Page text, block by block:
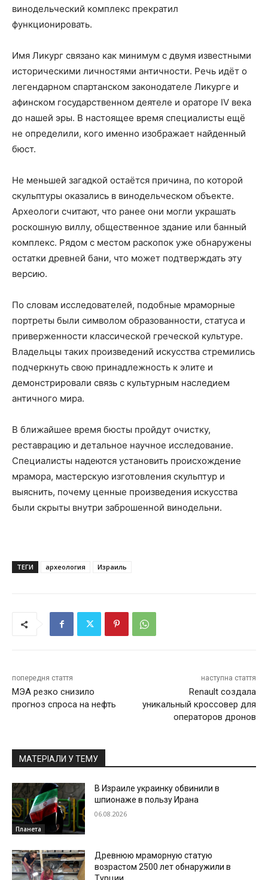
винодельческий комплекс прекратил
функционировать.
Имя Ликург связано как минимум с двумя известными
историческими личностями античности. Речь идёт о
легендарном спартанском законодателе Ликурге и
афинском государственном деятеле и ораторе IV века
до нашей эры. В настоящее время специалисты ещё
не определили, кого именно изображает найденный
бюст.
Не меньшей загадкой остаётся причина, по которой
скульптуры оказались в винодельческом объекте.
Археологи считают, что ранее они могли украшать
роскошную виллу, общественное здание или банный
комплекс. Рядом с местом раскопок уже обнаружены
остатки древней бани, что может подтверждать эту
версию.
По словам исследователей, подобные мраморные
портреты были символом образованности, статуса и
приверженности классической греческой культуре.
Владельцы таких произведений искусства стремились
подчеркнуть свою принадлежность к элите и
демонстрировали связь с культурным наследием
античного мира.
В ближайшее время бюсты пройдут очистку,
реставрацию и детальное научное исследование.
Специалисты надеются установить происхождение
мрамора, мастерскую изготовления скульптур и
выяснить, почему ценные произведения искусства
были скрыты внутри заброшенной винодельни.
ТЕГИ археология Израиль
попередня стаття
МЭА резко снизило
прогноз спроса на нефть
наступна стаття
Renault создала
уникальный кроссовер для
операторов дронов
МАТЕРІАЛИ У ТЕМУ
Планета
В Израиле украинку обвинили в
шпионаже в пользу Ирана
06.08.2026
Древнюю мраморную статую
возрастом 2500 лет обнаружили в
Турции